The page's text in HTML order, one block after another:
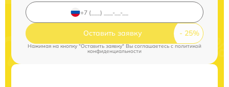
Оставить заявку
Нажимая на кнопку "Оставить заявку" Вы соглашаетесь cполитикой
конфиденциальности